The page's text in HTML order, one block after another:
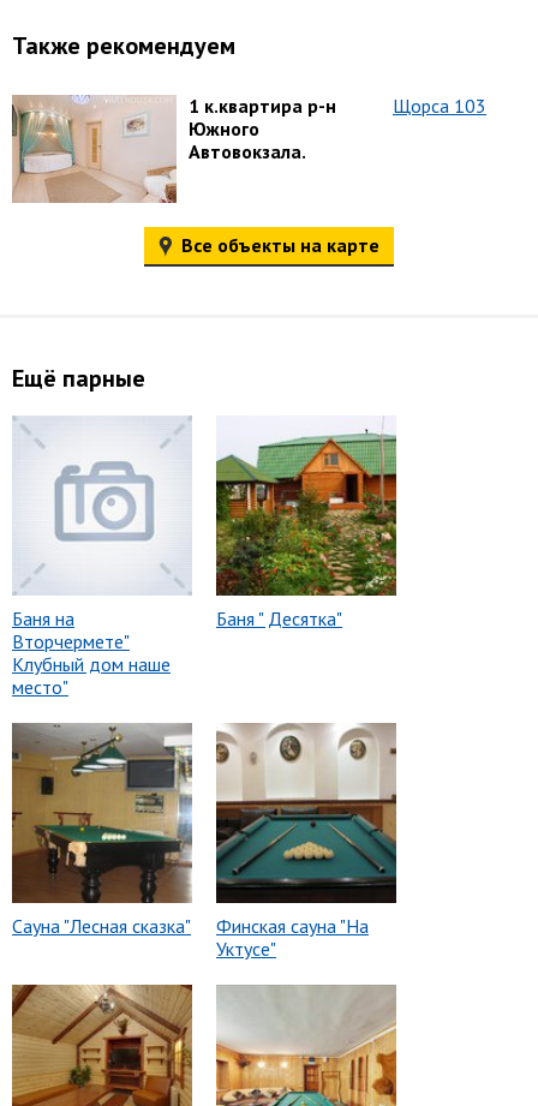
Также рекомендуем
1 к.квартира р-н
Южного
Автовокзала.
Щорса 103
Все объекты на карте
Ещё парные
Баня на
Вторчермете"
Клубный дом наше
место"
Баня " Десятка"
Сауна "Лесная сказка"
Финская сауна "На
Уктусе"